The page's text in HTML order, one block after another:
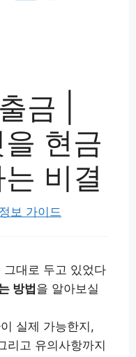
금 |
현금
비결
정보 가이드
대로 두고 있었다
방법을 알아보실
이 실제 가능한지,
리고 유의사항까지